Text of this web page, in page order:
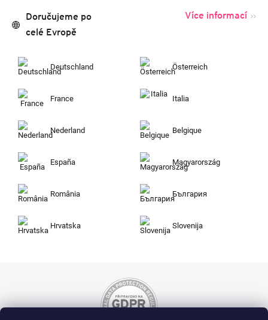
Doručujeme po
celé Evropě
Více informací
Deutschland Österreich
France Italia
Nederland Belgique
España Magyarország
România България
Hrvatska Slovenija